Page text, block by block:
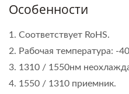
Особенности
1. Соответствует RoHS.
2. Рабочая температура: -
3. 1310 / 1550нм
4. 1550 / 1310 приемник.